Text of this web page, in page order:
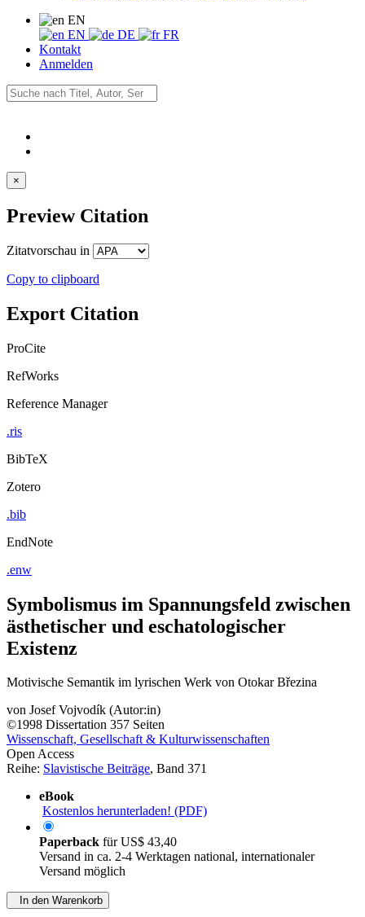
EN
EN
DE
FR
Kontakt
Anmelden
×
Preview Citation
Zitatvorschau in
Copy to clipboard
Export Citation
ProCite
RefWorks
Reference Manager
.ris
BibTeX
Zotero
.bib
EndNote
.enw
Symbolismus im Spannungsfeld zwischen
ästhetischer und eschatologischer
Existenz
Motivische Semantik im lyrischen Werk von Otokar Březina
von Josef Vojvodík (Autor:in)
©1998 Dissertation 357 Seiten
Wissenschaft, Gesellschaft & Kulturwissenschaften
Open Access
Reihe: Slavistische Beiträge, Band 371
eBook
Kostenlos herunterladen! (PDF)
Paperback fürUS$ 43,40
Versand in ca. 2-4 Werktagen national, internationaler
Versand möglich
In den Warenkorb